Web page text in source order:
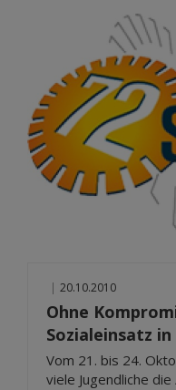
| 20.10.2010
Ohne
Sozialeinsatz
Vom 21. bis 24.
viele Jugendliche